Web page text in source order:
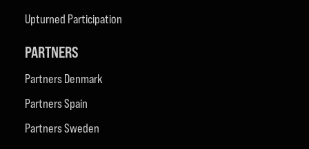
Upturned Participation
PARTNERS
Partners Denmark
Partners Spain
Partners Sweden